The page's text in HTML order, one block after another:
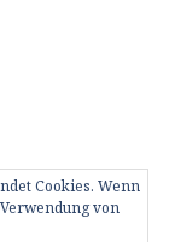
Cookies. Wenn
von